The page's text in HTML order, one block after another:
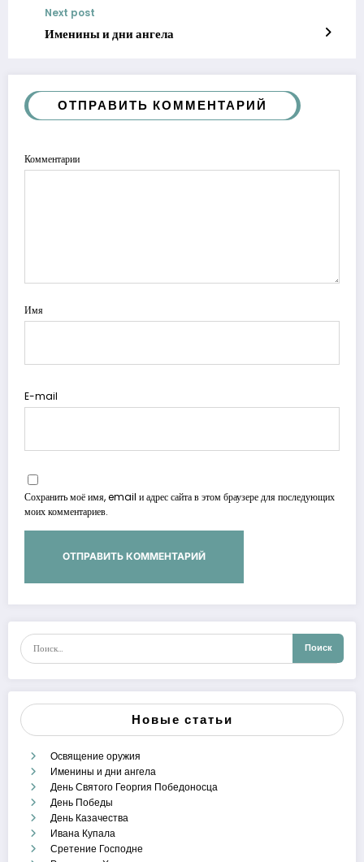
Next post
Именины и дни ангела
ОТПРАВИТЬ КОММЕНТАРИЙ
Комментарии
Имя
E-mail
Сохранить моё имя, email и адрес сайта в этом браузере для последующих
моих комментариев.
Новые статьи
Освящение оружия
Именины и дни ангела
День Святого Георгия Победоносца
День Победы
День Казачества
Ивана Купала
Сретение Господне